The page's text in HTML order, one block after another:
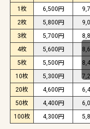
1枚 6,500円
2枚
5,800円
3枚
5,700円
4枚
5,600円
5枚
5,500円
10枚
5,300円
20枚
4,600円
50枚
4,400円
100枚
4,300円